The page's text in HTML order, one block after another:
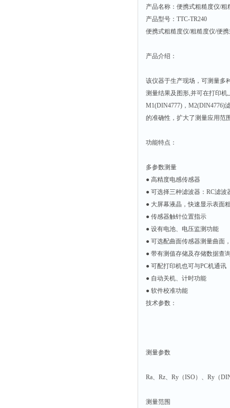
产品名称：便携式粗糙度仪/
产品型号：TTC-TR240
便携式粗糙度仪/粗糙度仪/便
产品介绍：
该仪器于生产现场，可测量多
测量结果及图形,并可在打印机
M1(DIN4777)，M2(DIN4776)
的准确性，扩大了测量应用范
功能特点：
多参数测量
● 高精度电感传感器
● 可选择三种滤波器：RC滤波
● 大屏幕液晶，快速显示表面
● 传感器触针位置指示
● 设有电池、电压监测功能
● 可选配曲面传感器测量曲面
● 带有测值存储及存储数据查
● 可配打印机也可与PC机通讯
● 自动关机、计时功能
● 软件校准功能
技术参数：
测量参数
Ra、Rz、Ry（ISO）、Ry（
测量范围